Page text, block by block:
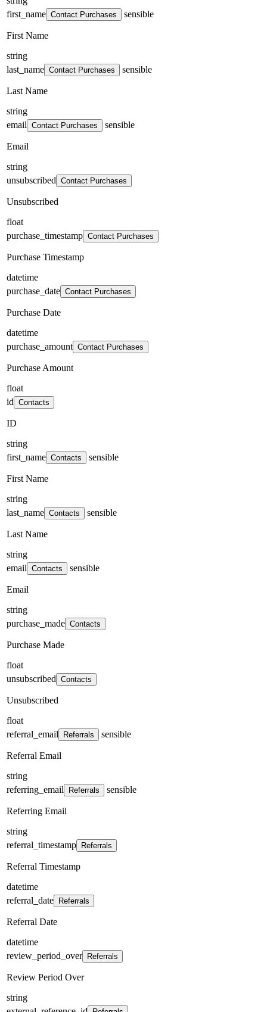
first_name Contact Purchases sensible
First Name
string
last_name Contact Purchases sensible
Last Name
string
email Contact Purchases sensible
Email
string
unsubscribed Contact Purchases
Unsubscribed
float
purchase_timestamp Contact Purchases
Purchase Timestamp
datetime
purchase_date Contact Purchases
Purchase Date
datetime
purchase_amount Contact Purchases
Purchase Amount
float
id Contacts
ID
string
first_name Contacts sensible
First Name
string
last_name Contacts sensible
Last Name
string
email Contacts sensible
Email
string
purchase_made Contacts
Purchase Made
float
unsubscribed Contacts
Unsubscribed
float
referral_email
Referrals sensible
Referral Email
string
referring_email
Referrals sensible
Referring Email
string
referral_timestamp
Referrals
Referral Timestamp
datetime
referral_date
Referrals
Referral Date
datetime
review_period_over
Referrals
Review Period Over
string